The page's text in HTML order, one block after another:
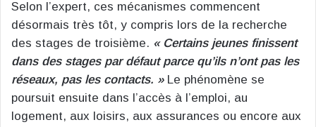
Selon l’expert, ces mécanismes commencent
désormais très tôt, y compris lors de la recherche
des stages de troisième. « Certains jeunes finissent
dans des stages par défaut parce qu’ils n’ont pas les
réseaux, pas les contacts. »Le phénomène se
poursuit ensuite dans l’accès à l’emploi, au
logement, aux loisirs, aux assurances ou encore aux